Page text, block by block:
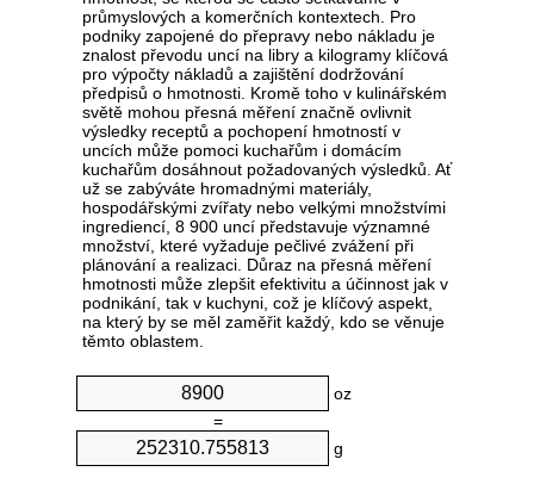
průmyslových a komerčních kontextech. Pro
podniky zapojené do přepravy nebo nákladu je
znalost převodu uncí na libry a kilogramy klíčová
pro výpočty nákladů a zajištění dodržování
předpisů o hmotnosti. Kromě toho v kulinářském
světě mohou přesná měření značně ovlivnit
výsledky receptů a pochopení hmotností v
uncích může pomoci kuchařům i domácím
kuchařům dosáhnout požadovaných výsledků. Ať
už se zabýváte hromadnými materiály,
hospodářskými zvířaty nebo velkými množstvími
ingrediencí, 8 900 uncí představuje významné
množství, které vyžaduje pečlivé zvážení při
plánování a realizaci. Důraz na přesná měření
hmotnosti může zlepšit efektivitu a účinnost jak v
podnikání, tak v kuchyni, což je klíčový aspekt,
na který by se měl zaměřit každý, kdo se věnuje
těmto oblastem.
oz
=
g